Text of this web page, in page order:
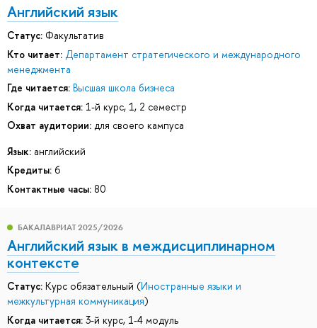
Английский язык
Статус: Факультатив
Кто читает: Департамент стратегического и международного
менеджмента
Где читается: Высшая школа бизнеса
Когда читается: 1-й курс, 1, 2 семестр
Охват аудитории: для своего кампуса
Язык: английский
Кредиты: 6
Контактные часы: 80
БАКАЛАВРИАТ 2025/2026
Английский язык в междисциплинарном
контексте
Статус: Курс обязательный (Иностранные языки и
межкультурная коммуникация)
Когда читается: 3-й курс, 1-4 модуль